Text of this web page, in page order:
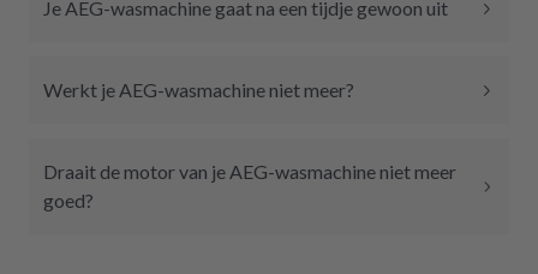
Je AEG-wasmachine gaat na een tijdje gewoon uit
Werkt je AEG-wasmachine niet meer?
Draait de motor van je AEG-wasmachine niet meer
goed?